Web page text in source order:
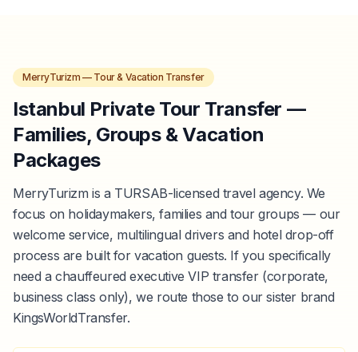
MerryTurizm — Tour & Vacation Transfer
Istanbul Private Tour Transfer —
Families, Groups & Vacation
Packages
MerryTurizm is a TURSAB-licensed travel agency. We
focus on holidaymakers, families and tour groups — our
welcome service, multilingual drivers and hotel drop-off
process are built for vacation guests. If you specifically
need a chauffeured executive VIP transfer (corporate,
business class only), we route those to our sister brand
KingsWorldTransfer.